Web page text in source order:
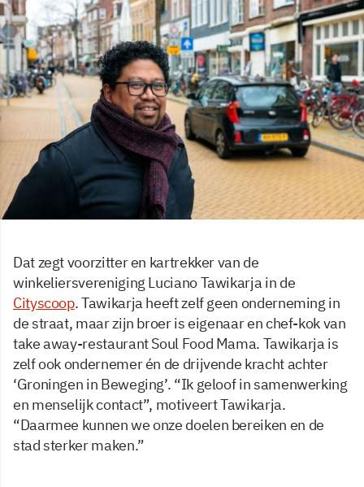
Dat zegt voorzitter en kartrekker van de
winkeliersvereniging Luciano Tawikarja in de
Cityscoop. Tawikarja heeft zelf geen onderneming in
de straat, maar zijn broer is eigenaar en chef-kok van
take away-restaurant Soul Food Mama. Tawikarja is
zelf ook ondernemer én de drijvende kracht achter
‘Groningen in Beweging’. “Ik geloof in samenwerking
en menselijk contact”, motiveert Tawikarja.
“Daarmee kunnen we onze doelen bereiken en de
stad sterker maken.”